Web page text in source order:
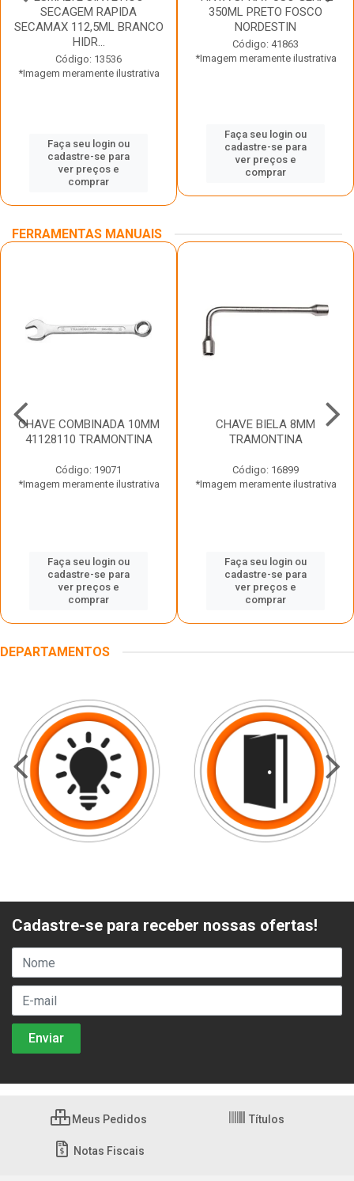
SECAGEM RAPIDA
SECAMAX 112,5ML BRANCO
HIDR...
Código: 13536
*Imagem meramente ilustrativa
Faça seu login ou
cadastre-se para
ver preços e
comprar
350ML PRETO FOSCO
NORDESTIN
Código: 41863
*Imagem meramente ilustrativa
Faça seu login ou
cadastre-se para
ver preços e
comprar
FERRAMENTAS MANUAIS
CHAVE COMBINADA 10MM
41128110 TRAMONTINA
Código: 19071
*Imagem meramente ilustrativa
Faça seu login ou
cadastre-se para
ver preços e
comprar
CHAVE BIELA 8MM
TRAMONTINA
Código: 16899
*Imagem meramente ilustrativa
Faça seu login ou
cadastre-se para
ver preços e
comprar
DEPARTAMENTOS
Cadastre-se para receber nossas ofertas!
Meus Pedidos Títulos
Notas Fiscais